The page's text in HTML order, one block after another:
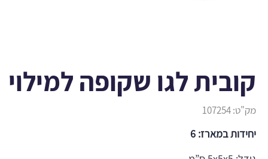
קובית לגו שקופה למילוי
מק"ט:107254
יחידות במארז: 6